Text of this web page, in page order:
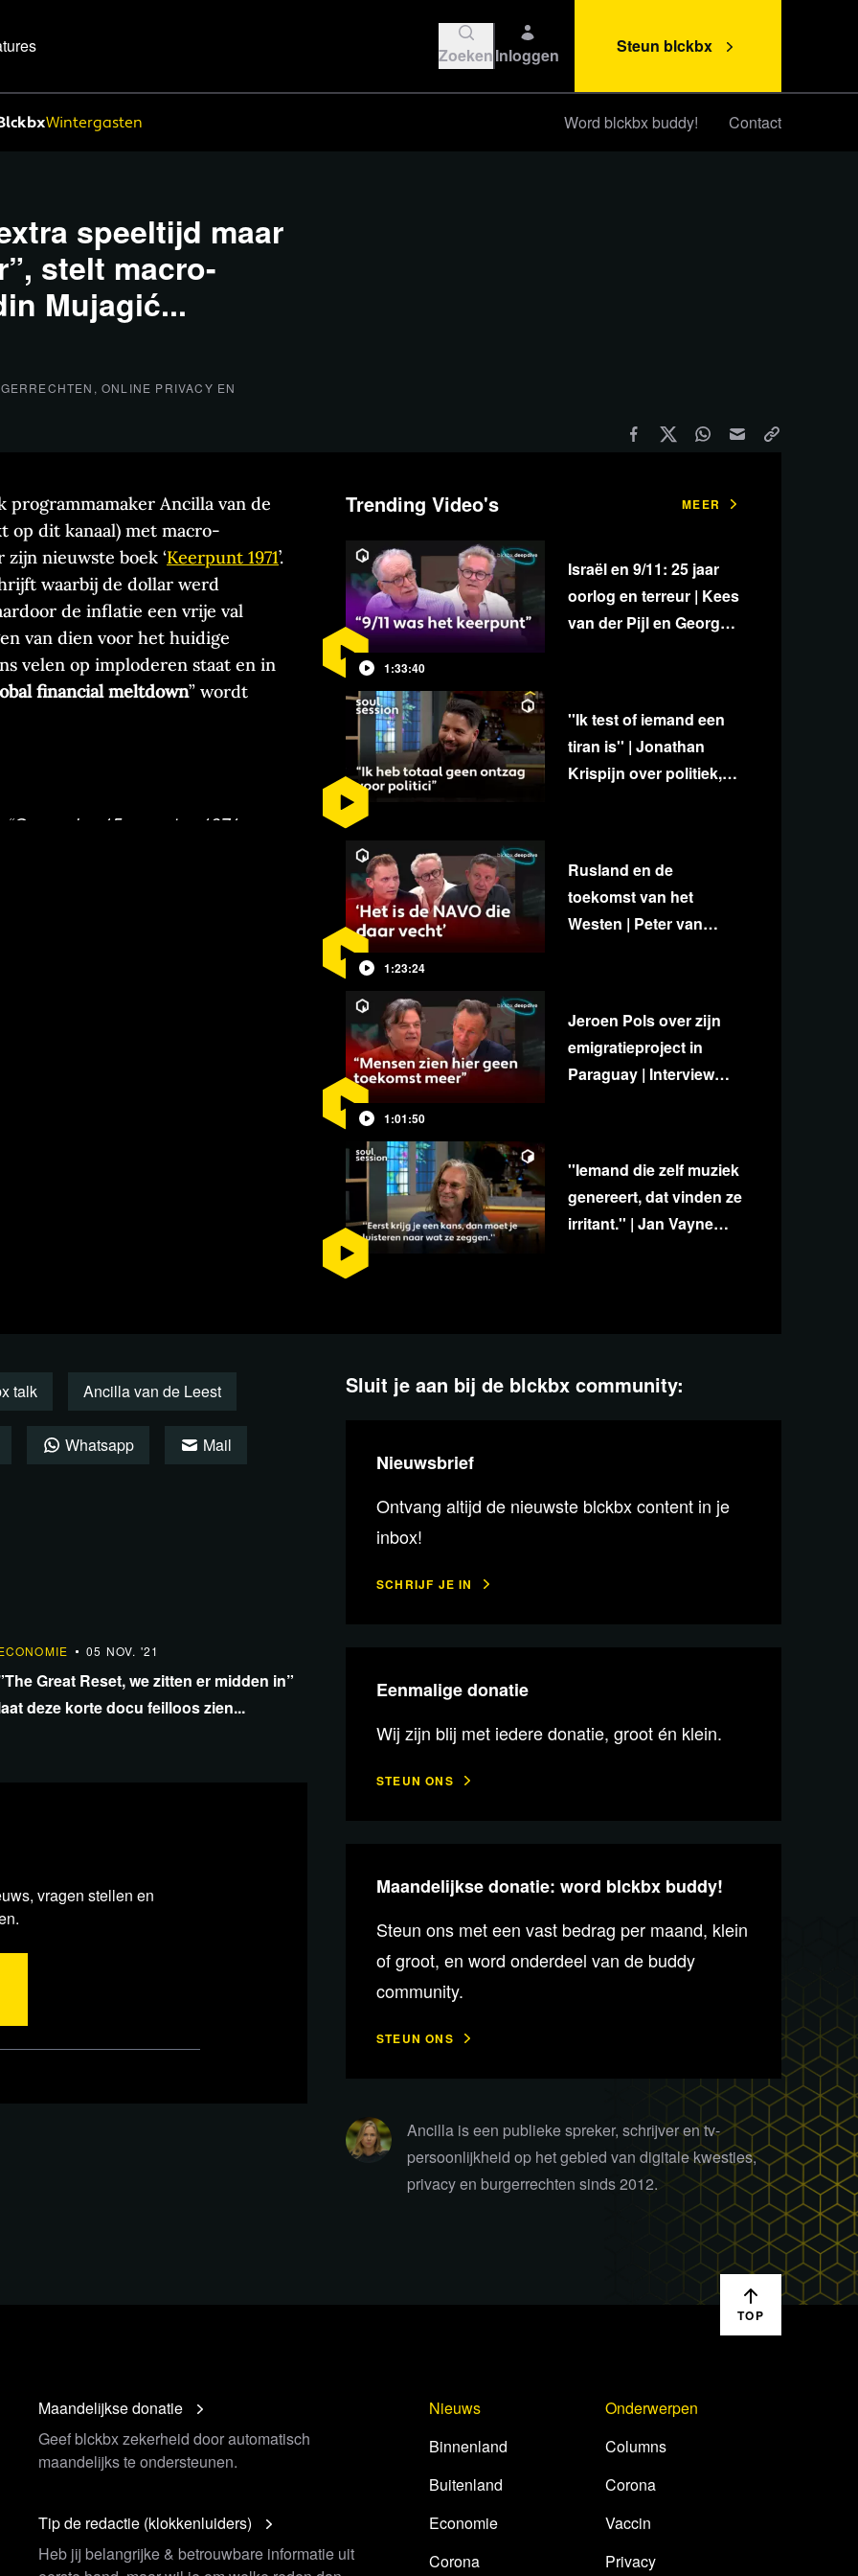
ZoekenInloggen Steun blckbx
Wintergasten Word blckbx buddy! Contact
speeltijd maar
stelt macro-
Mujagić...
ONLINE PRIVACY EN
programmamaker Ancilla van de
op dit kanaal) met macro-
nieuwste boek ‘Keerpunt 1971’.
waarbij de dollar werd
de inflatie een vrije val
van dien voor het huidige
velen op imploderen staat en in
financial meltdown” wordt
“Op zondag 15 augustus 1971
uit het verleden? Wat
instabiliteit? Allemaal vragen
talk Ancilla van de Leest
Whatsapp Mail
05 NOV. '21
Great Reset, we zitten er midden in”
deze korte docu feilloos zien...
vragen stellen en
Trending Video's MEER
1:33:40
Israël en 9/11: 25 jaar
oorlog en terreur | Kees
van der Pijl en George
''Ik test of iemand een
tiran is'' | Jonathan
Krispijn over politiek,
1:23:24
Rusland en de
toekomst van het
Westen | Peter van
1:01:50
Jeroen Pols over zijn
emigratieproject in
Paraguay | Interview
''Iemand die zelf muziek
genereert, dat vinden ze
irritant.'' | Jan Vayne
Sluit je aan bij de blckbx community:
Nieuwsbrief
Ontvang altijd de nieuwste blckbx content in je
inbox!
SCHRIJF JE IN
Eenmalige donatie
Wij zijn blij met iedere donatie, groot én klein.
STEUN ONS
Maandelijkse donatie: word blckbx buddy!
Steun ons met een vast bedrag per maand, klein
of groot, en word onderdeel van de buddy
community.
STEUN ONS
Ancilla is een publieke spreker, schrijver en tv-
persoonlijkheid op het gebied van digitale kwesties,
privacy en burgerrechten sinds 2012.
TOP
Maandelijkse donatie
Geef blckbx zekerheid door automatisch
maandelijks te ondersteunen.
Tip de redactie (klokkenluiders)
Heb jij belangrijke & betrouwbare informatie uit
Nieuws
Binnenland
Buitenland
Economie
Corona
Onderwerpen
Columns
Corona
Vaccin
Privacy